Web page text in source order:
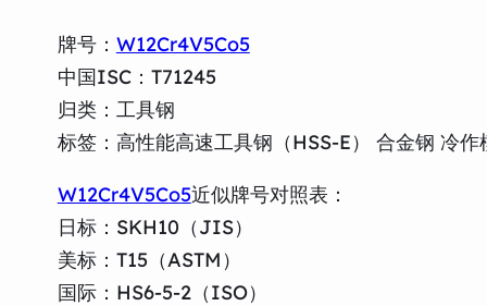
牌号： W12Cr4V5Co5
中国ISC：T71245
归类：工具钢
标签：高性能高速工具钢（HSS-E） 合金钢 冷作
W12Cr4V5Co5近似牌号对照表：
日标：SKH10（JIS）
美标：T15（ASTM）
国际：HS6-5-2（ISO）